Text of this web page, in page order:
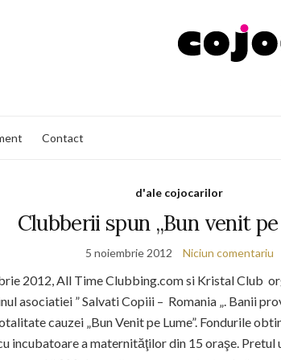
Contact
d'ale cojocarilor
Clubberii spun „Bun venit pe
5 noiembrie 2012 Niciun comentariu
2012, All Time Clubbing.com si Kristal Club
asociatiei ” Salvati Copiii – Romania „. Banii
cauzei „Bun Venit pe Lume”. Fondurile
incubatoare a maternităţilor din 15 oraşe. Pretul